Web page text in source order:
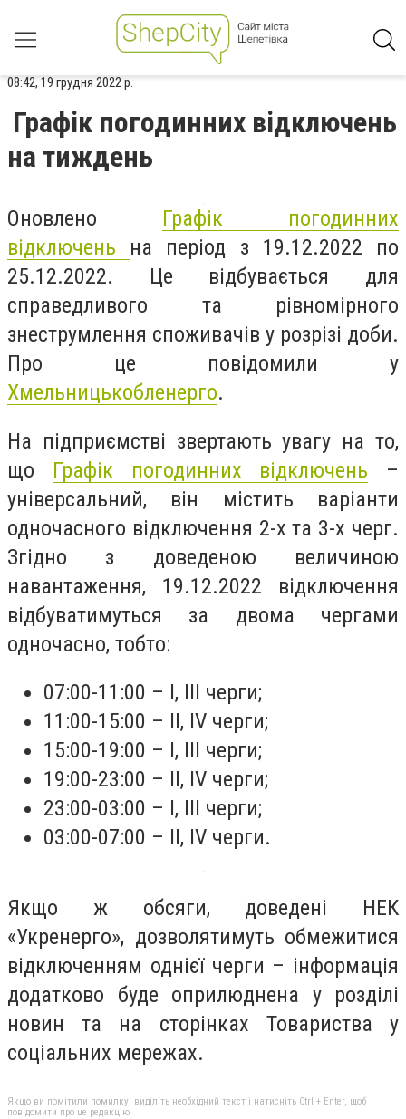
08:42, 19 грудня 2022 р.
Графік погодинних відключень
на тиждень
Оновлено Графік погодинних
відключень на період з 19.12.2022 по
25.12.2022. Це відбувається для
справедливого та рівномірного
знеструмлення споживачів у розрізі доби.
Про це повідомили у
Хмельницькобленерго.
На підприємстві звертають увагу на то,
що Графік погодинних відключень –
універсальний, він містить варіанти
одночасного відключення 2-х та 3-х черг.
Згідно з доведеною величиною
навантаження, 19.12.2022 відключення
відбуватимуться за двома чергами
одночасно, тобто:
07:00-11:00 – І, ІІІ черги;
11:00-15:00 – ІІ, IV черги;
15:00-19:00 – І, ІІІ черги;
19:00-23:00 – ІІ, IV черги;
23:00-03:00 – І, ІІІ черги;
03:00-07:00 – ІІ, IV черги.
Якщо ж обсяги, доведені НЕК
«Укренерго», дозволятимуть обмежитися
відключенням однієї черги – інформація
додатково буде оприлюднена у розділі
новин та на сторінках Товариства у
соціальних мережах.
Якщо ви помітили помилку, виділіть необхідний текст і натисніть Ctrl + Enter, щоб
повідомити про це редакцію